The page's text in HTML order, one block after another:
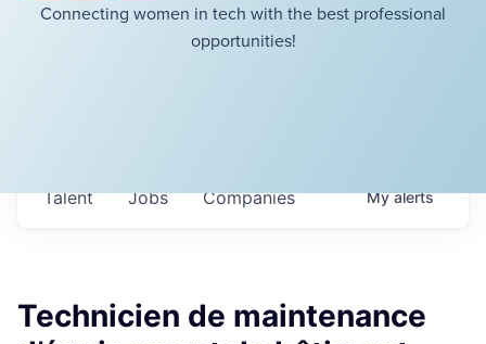
Connecting women in tech with the best professional
opportunities!
Jobs Companies
Talent Myalerts
Technicien de maintenance